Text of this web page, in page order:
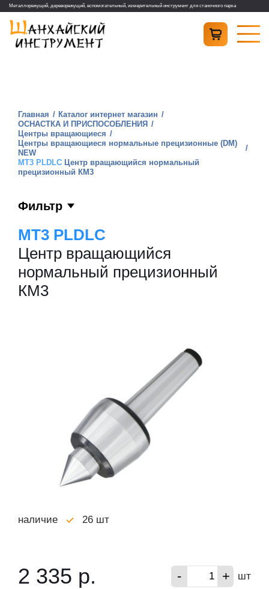
Металлорежущий, дереворежущий, вспомогательный, измерительный инструмент для станочного парка
Главная
Каталог интернет магазин
ОСНАСТКА И ПРИСПОСОБЛЕНИЯ
Центры вращающиеся
Центры вращающиеся нормальные прецизионные (DM)
NEW
MT3 PLDLC Центр вращающийся нормальный
прецизионный КМ3
Фильтр
MT3 PLDLC
Центр вращающийся
нормальный прецизионный
КМ3
наличие 26 шт
2 335 р. - + шт